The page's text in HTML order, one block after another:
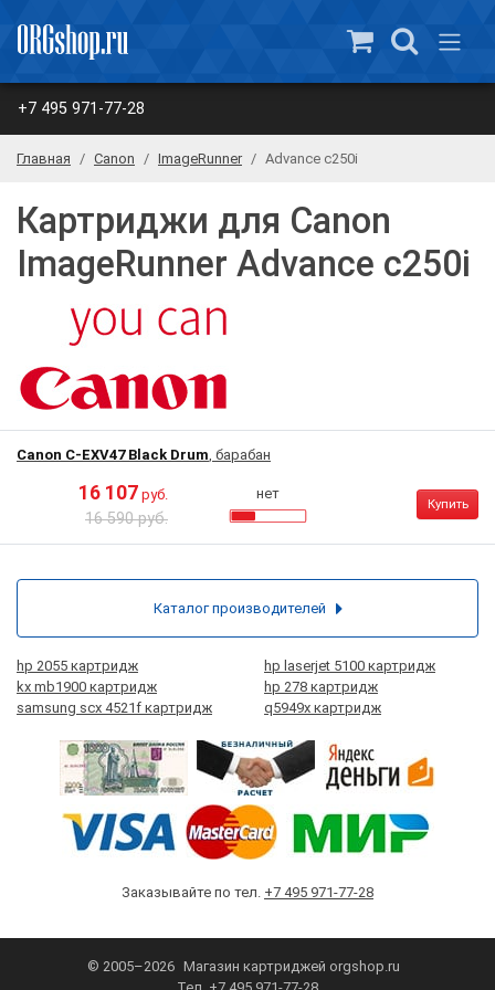
+7 495 971-77-28
Главная Canon ImageRunner Advance c250i
Картриджи для Canon
ImageRunner Advance c250i
Canon C-EXV47 Black Drum, барабан
16 107 руб.
16 590 руб.
нет
Купить
hp 2055 картридж
hp laserjet 5100 картридж
kx mb1900 картридж
hp 278 картридж
samsung scx 4521f картридж
q5949x картридж
Заказывайте по тел. +7 495 971-77-28
© 2005–2026 Магазин картриджей orgshop.ru